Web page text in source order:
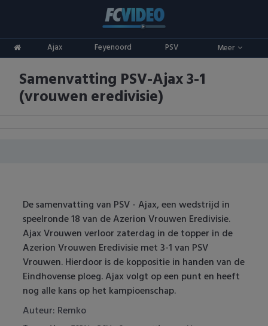
Ajax Feyenoord PSV Meer
ADO Den Haag
Ajax
FC Utrecht
Feyenoord
Heracles Almelo
NAC Breda
Competities
Eredivisie
Champions League
Europa League
Conference League
Oranje
Samenvatting PSV-Ajax 3-1
(vrouwen eredivisie)
De samenvatting van PSV - Ajax, een wedstrijd in
speelronde 18 van de Azerion Vrouwen Eredivisie.
Ajax Vrouwen verloor zaterdag in de topper in de
Azerion Vrouwen Eredivisie met 3-1 van PSV
Vrouwen. Hierdoor is de koppositie in handen van de
Eindhovense ploeg. Ajax volgt op een punt en heeft
nog alle kans op het kampioenschap.
Auteur: Remko